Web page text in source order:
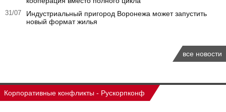
31/07
Индустриальный пригород Воронежа может запустить
новый формат жилья
все новости
Корпоративные конфликты - Рускорпконф